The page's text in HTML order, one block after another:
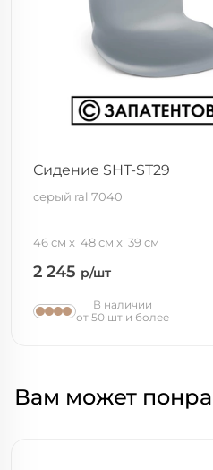
Сидение SHT-ST29
серый ral 7040
46 см 48 см 39 см
2 245 р/шт
В наличии
от 50 шт и более
Вам может